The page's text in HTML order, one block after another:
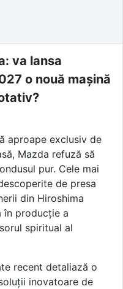
va lansa
o nouă mașină
aproape exclusiv de
Mazda refuză să
pur. Cele mai
de presa
din Hiroshima
în producție a
spiritual al
recent detaliază o
inovatoare de